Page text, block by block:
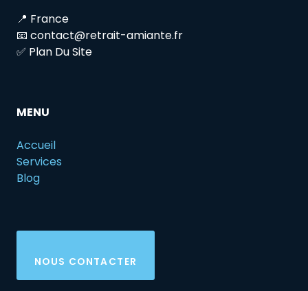
📍 France
📧 contact@retrait-amiante.fr
✅ Plan Du Site
MENU
Accueil
Services
Blog
NOUS CONTACTER